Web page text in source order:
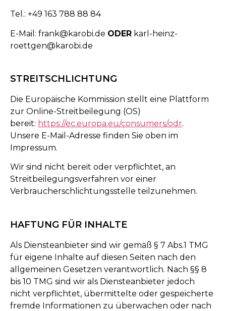
Tel.: +49 163 788 88 84
E-Mail: frank@karobi.de ODER karl-heinz-
roettgen@karobi.de
STREITSCHLICHTUNG
Die Europäische Kommission stellt eine Plattform
zur Online-Streitbeilegung (OS)
bereit: https://ec.europa.eu/consumers/odr.
Unsere E-Mail-Adresse finden Sie oben im
Impressum.
Wir sind nicht bereit oder verpflichtet, an
Streitbeilegungsverfahren vor einer
Verbraucherschlichtungsstelle teilzunehmen.
HAFTUNG FÜR INHALTE
Als Diensteanbieter sind wir gemäß § 7 Abs.1 TMG
für eigene Inhalte auf diesen Seiten nach den
allgemeinen Gesetzen verantwortlich. Nach §§ 8
bis 10 TMG sind wir als Diensteanbieter jedoch
nicht verpflichtet, übermittelte oder gespeicherte
fremde Informationen zu überwachen oder nach